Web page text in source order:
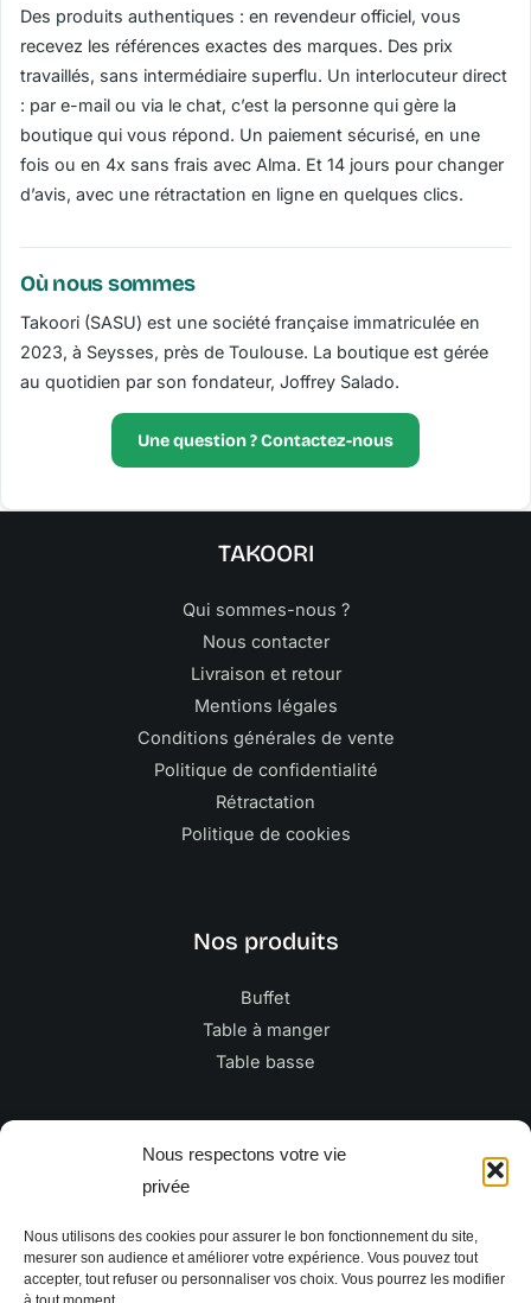
Nous respectons votre vie
privée
Nous utilisons des cookies pour assurer le bon fonctionnement du site,
mesurer son audience et améliorer votre expérience. Vous pouvez tout
accepter, tout refuser ou personnaliser vos choix. Vous pourrez les modifier
Des produits authentiques : en revendeur officiel, vous
recevez les références exactes des marques. Des prix
travaillés, sans intermédiaire superflu. Un interlocuteur direct
: par e-mail ou via le chat, c’est la personne qui gère la
boutique qui vous répond. Un paiement sécurisé, en une
fois ou en 4x sans frais avec Alma. Et 14 jours pour changer
d’avis, avec une rétractation en ligne en quelques clics.
Où nous sommes
Takoori (SASU) est une société française immatriculée en
2023, à Seysses, près de Toulouse. La boutique est gérée
au quotidien par son fondateur, Joffrey Salado.
Une question ? Contactez-nous
TAKOORI
Qui sommes-nous ?
Nous contacter
Livraison et retour
Mentions légales
Conditions générales de vente
Politique de confidentialité
Rétractation
Politique de cookies
Nos produits
Buffet
Table à manger
Table basse
Newsletter
m
a